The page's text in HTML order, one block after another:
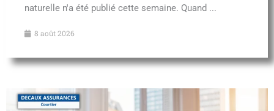
naturelle n'a été publié cette semaine. Quand ...
8 août 2026